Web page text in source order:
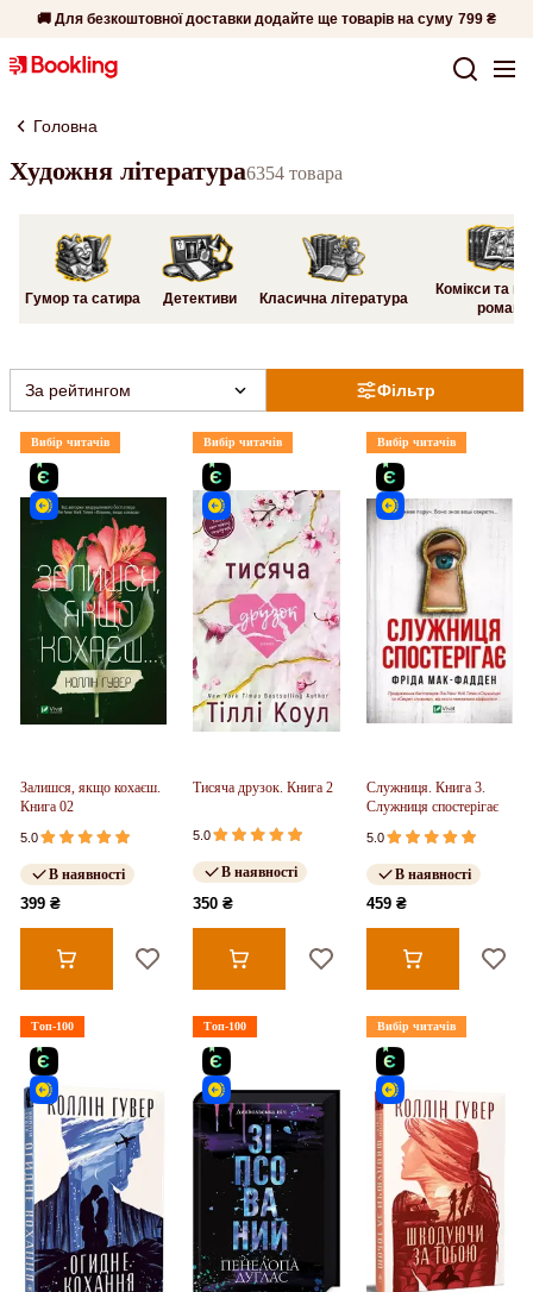
🚚 Для безкоштовної доставки додайте ще товарів на суму 799 ₴
Головна
Художня література6354 товара
Гумор та сатира Детективи Класична література
Комікси та
романи
Фільтр
За рейтингом
Вибір читачів
Залишся, якщо кохаєш.
Книга 02
5.0
В наявності
399 ₴
Вибір читачів
Тисяча друзок. Книга 2
5.0
В наявності
350 ₴
Вибір читачів
Служниця. Книга 3.
Служниця спостерігає
5.0
В наявності
459 ₴
Топ-100 Топ-100 Вибір читачів